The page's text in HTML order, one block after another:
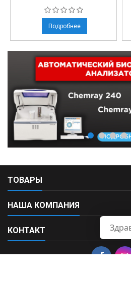
Подробнее
ТОВАРЫ
НАША КОМПАНИЯ
КОНТАКТ